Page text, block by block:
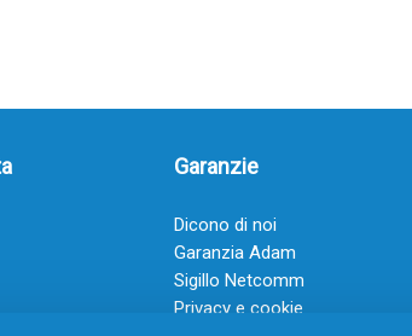
Garanzie
Dicono di noi
Garanzia Adam
Sigillo Netcomm
Privacy e cookie